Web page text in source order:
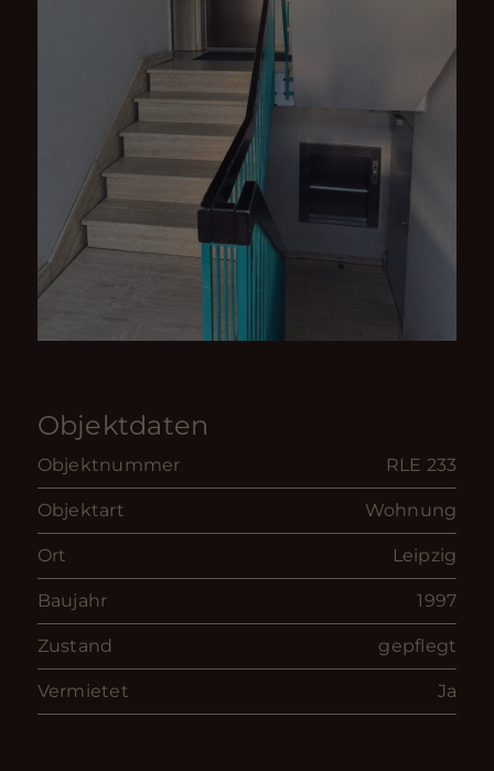
Objektdaten
Objektnummer RLE 233
Objektart Wohnung
Ort Leipzig
Baujahr 1997
Zustand gepflegt
Vermietet Ja